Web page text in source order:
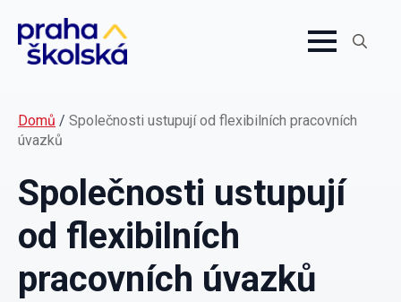
Domů / Společnosti ustupují od flexibilních pracovních
úvazků
Společnosti ustupují
od flexibilních
pracovních úvazků